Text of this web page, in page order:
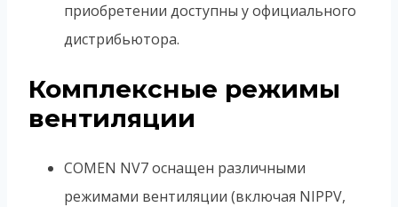
приобретении доступны у официального
дистрибьютора.
Комплексные режимы
вентиляции
COMEN NV7 оснащен различными
режимами вентиляции (включая NIPPV,